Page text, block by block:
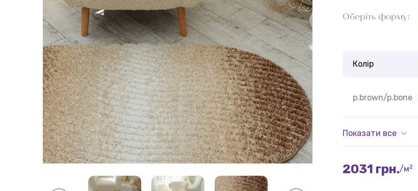
Оберіть форму:
Колір
p.brown/p.bone
Показати все
2031 грн./м2